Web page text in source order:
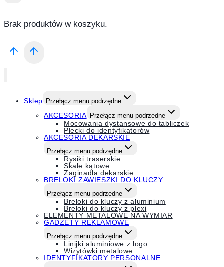
Brak produktów w koszyku.
Sklep Przełącz menu podrzędne
AKCESORIA Przełącz menu podrzędne
Mocowania dystansowe do tabliczek
Plecki do identyfikatorów
AKCESORIA DEKARSKIE
Przełącz menu podrzędne
Rysiki traserskie
Skale kątowe
Zaginadła dekarskie
BRELOKI ZAWIESZKI DO KLUCZY
Przełącz menu podrzędne
Breloki do kluczy z aluminium
Breloki do kluczy z plexi
ELEMENTY METALOWE NA WYMIAR
GADŻETY REKLAMOWE
Przełącz menu podrzędne
Linijki aluminiowe z logo
Wizytówki metalowe
IDENTYFIKATORY PERSONALNE